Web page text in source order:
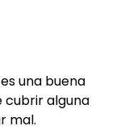
una buena
cubrir alguna
mal.